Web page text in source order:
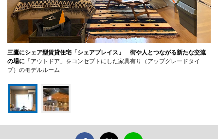
三鷹にシェア型賃貸住宅「シェアプレイス」 街や人とつながる新たな交流
の場に 「アウトドア」をコンセプトにした家具有り（アップグレードタイ
プ）のモデルルーム